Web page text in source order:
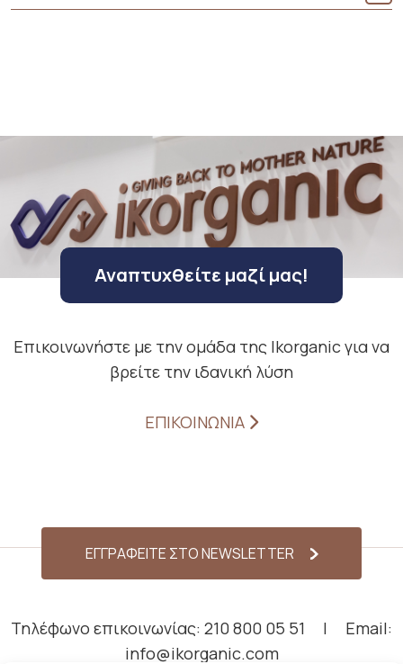
Αναπτυχθείτε μαζί μας!
Επικοινωνήστε με την ομάδα της Ikorganic για να
βρείτε την ιδανική λύση
ΕΠΙΚΟΙΝΩΝΙΑ
ΕΓΓΡΑΦΕΙΤΕ ΣΤΟ NEWSLETTER
Τηλέφωνο επικοινωνίας: 210 800 05 51 |
Email:
info@ikorganic.com